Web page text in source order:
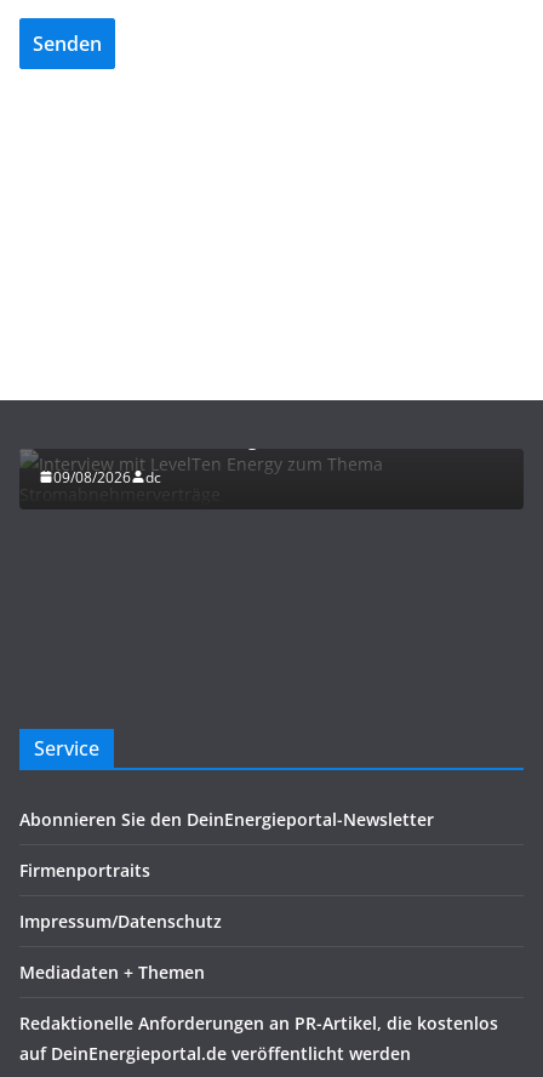
Senden
09/08/2026 dc
Service
Abonnieren Sie den DeinEnergieportal-Newsletter
Firmenportraits
Impressum/Datenschutz
Mediadaten + Themen
Redaktionelle Anforderungen an PR-Artikel, die kostenlos
auf DeinEnergieportal.de veröffentlicht werden